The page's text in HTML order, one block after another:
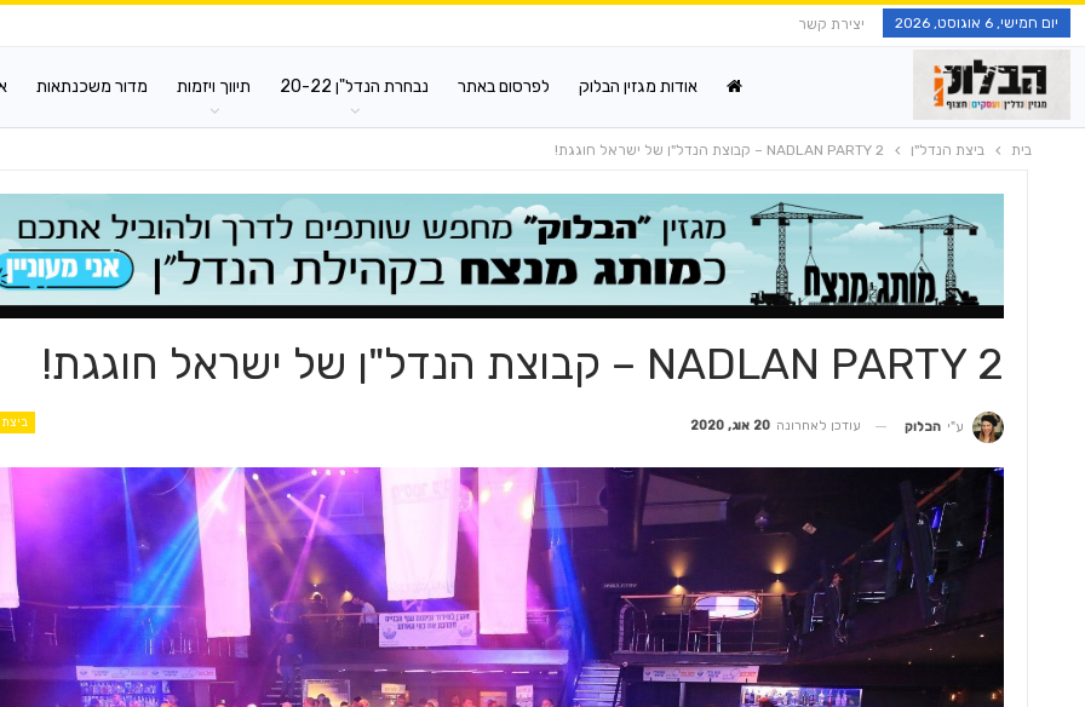
יום חמישי, 6 אוגוסט, 2026 יצירת קשר
אודות מגזין הבלוק לפרסום באתר נבחרת הנדל"ן 20-22 תיווך ויזמות מדור משכנתאות
בית ביצת הנדל"ן NADLAN PARTY 2 – קבוצת הנדל"ן של ישראל חוגגת!
NADLAN PARTY 2 – קבוצת הנדל"ן של ישראל חוגגת!
ביצת ע"י הבלוק עודכן לאחרונה 20 אוג, 2020